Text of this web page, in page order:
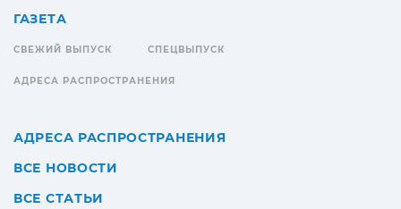
ГАЗЕТА
СВЕЖИЙ ВЫПУСК СПЕЦВЫПУСК
АДРЕСА РАСПРОСТРАНЕНИЯ
АДРЕСА РАСПРОСТРАНЕНИЯ
ВСЕ НОВОСТИ
ВСЕ СТАТЬИ